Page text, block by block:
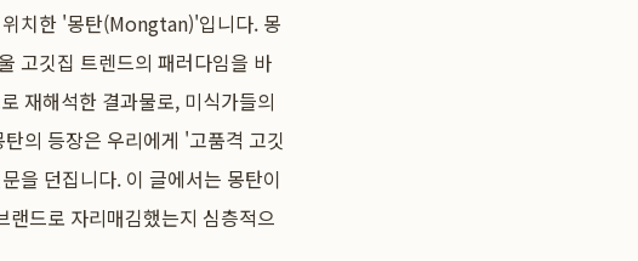
치한 '몽탄(Mongtan)'입니다. 몽
고깃집 트렌드의 패러다임을 바
재해석한 결과물로, 미식가들의
의 등장은 우리에게 '고품격 고깃
을 던집니다. 이 글에서는 몽탄이
드로 자리매김했는지 심층적으